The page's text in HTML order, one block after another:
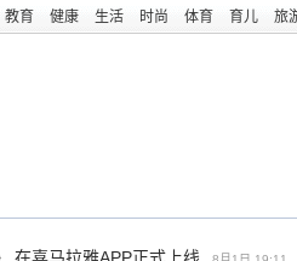
教育 健康 生活 时尚 体育 育儿 旅